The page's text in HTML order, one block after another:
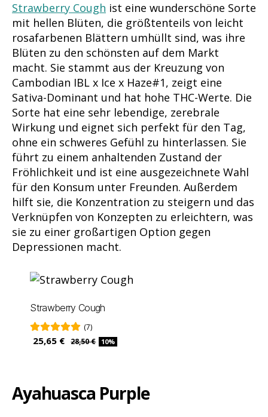
Strawberry Cough ist eine wunderschöne Sorte
mit hellen Blüten, die größtenteils von leicht
rosafarbenen Blättern umhüllt sind, was ihre
Blüten zu den schönsten auf dem Markt
macht. Sie stammt aus der Kreuzung von
Cambodian IBL x Ice x Haze#1, zeigt eine
Sativa-Dominant und hat hohe THC-Werte. Die
Sorte hat eine sehr lebendige, zerebrale
Wirkung und eignet sich perfekt für den Tag,
ohne ein schweres Gefühl zu hinterlassen. Sie
führt zu einem anhaltenden Zustand der
Fröhlichkeit und ist eine ausgezeichnete Wahl
für den Konsum unter Freunden. Außerdem
hilft sie, die Konzentration zu steigern und das
Verknüpfen von Konzepten zu erleichtern, was
sie zu einer großartigen Option gegen
Depressionen macht.
Strawberry Cough
(7)
25,65 € 28,50 € 10%
Ayahuasca Purple